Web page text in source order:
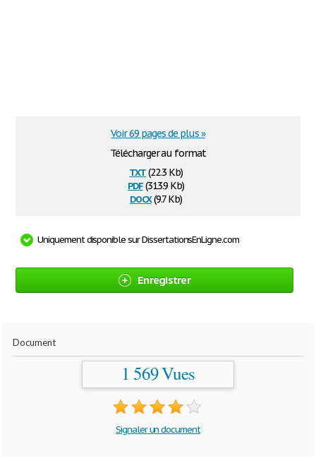
Télécharger au format
txt(22.3 Kb)
pdf(313.9 Kb)
docx(9.7 Kb)
Voir 69 pages de plus »
Uniquement disponible sur DissertationsEnLigne.com
Enregistrer
Document
1 569 Vues
Signaler un document